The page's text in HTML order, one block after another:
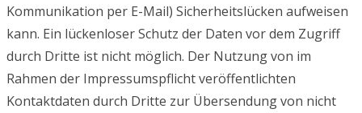
Kommunikation per E-Mail) Sicherheitslücken aufweisen
kann. Ein lückenloser Schutz der Daten vor dem Zugriff
durch Dritte ist nicht möglich. Der Nutzung von im
Rahmen der Impressumspflicht veröffentlichten
Kontaktdaten durch Dritte zur Übersendung von nicht